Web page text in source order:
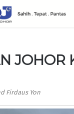
JOHOR
Firdaus Yon